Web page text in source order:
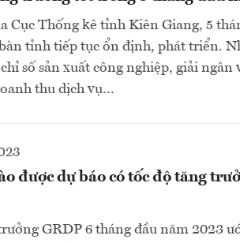
Cục Thống kê tỉnh Kiên Giang, 5
tỉnh tiếp tục ổn định, phát triển.
số sản xuất công nghiệp, giải
thu dịch vụ…
được dự báo có tốc độ tăng
GRDP 6 tháng đầu năm 2023